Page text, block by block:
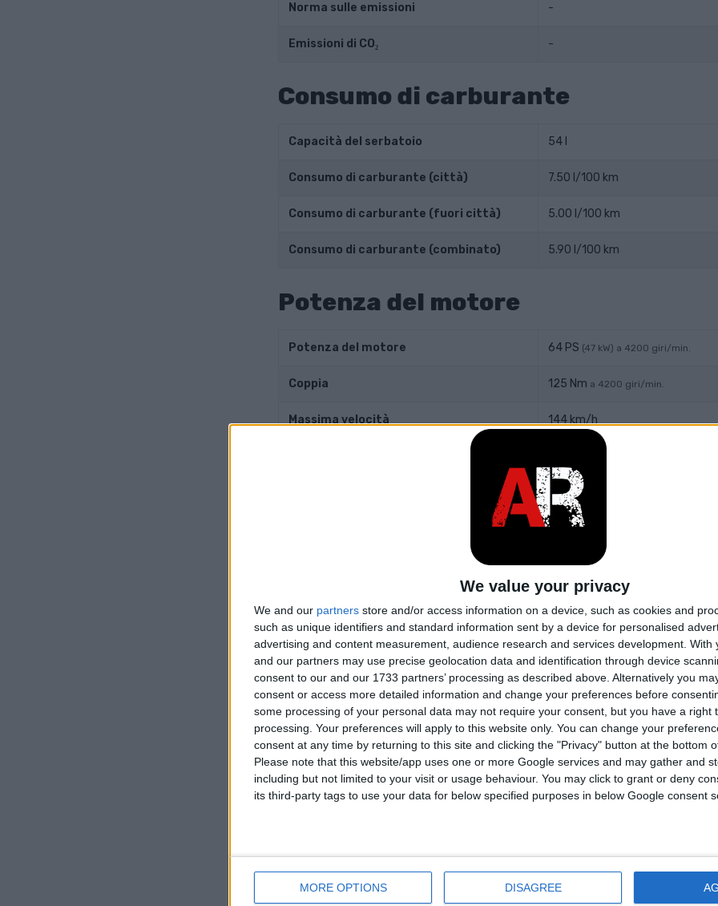
We value your privacy
We and our partners store and/or access information on a device, such as cookies and
such as unique identifiers and standard information sent by a device for personalised
advertising and content measurement, audience research and services development. With
and our partners may use precise geolocation data and identification through device
consent to our and our 1733 partners’ processing as described above. Alternatively you
consent or access more detailed information and change your preferences before
some processing of your personal data may not require your consent, but you have a right
processing. Your preferences will apply to this website only. You can change your
consent at any time by returning to this site and clicking the "Privacy" button at the bottom
Please note that this website/app uses one or more Google services and may gather and
including but not limited to your visit or usage behaviour. You may click to grant or deny
its third-party tags to use your data for below specified purposes in below Google consent
MORE OPTIONS DISAGREE
Norma sulle emissioni -
Emissioni di CO₂ -
Consumo di carburante
Capacità del serbatoio 54 l
Consumo di carburante (città) 7.50 l/100 km
Consumo di carburante (fuori città) 5.00 l/100 km
Consumo di carburante (combinato) 5.90 l/100 km
Potenza del motore
Potenza del motore 64 PS (47 kW) a 4200 giri/min.
Coppia 125 Nm a 4200 giri/min.
Massima velocità 144 km/h
-
Motore e trasmissione
Anteriore, Trasversale
Guidare Trazione anteriore
Trasmissione 5-speed manuale
Sovralimentazione Non sovralimentato
Numero di cilindri 4
Numero di valvole per cilindro 2
Diametro del foro -